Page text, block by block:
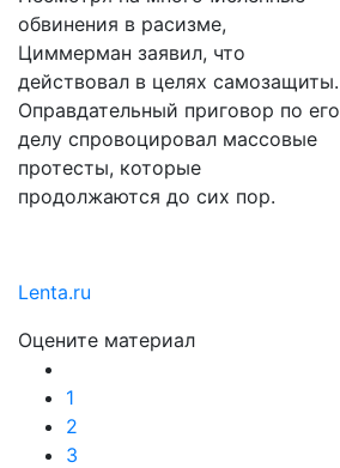
обвинения в расизме,
Циммерман заявил, что
действовал в целях самозащиты.
Оправдательный приговор по его
делу спровоцировал массовые
протесты, которые
продолжаются до сих пор.
Lenta.ru
Оцените материал
1
2
3